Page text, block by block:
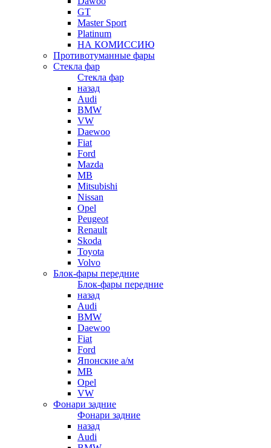
GT
Master Sport
Platinum
НА КОМИССИЮ
Противотуманные фары
Стекла фар
Стекла фар
назад
Audi
BMW
VW
Daewoo
Fiat
Ford
Mazda
MB
Mitsubishi
Nissan
Opel
Peugeot
Renault
Skoda
Toyota
Volvo
Блок-фары передние
Блок-фары передние
назад
Audi
BMW
Daewoo
Fiat
Ford
Японские а/м
MB
Opel
VW
Фонари задние
Фонари задние
назад
Audi